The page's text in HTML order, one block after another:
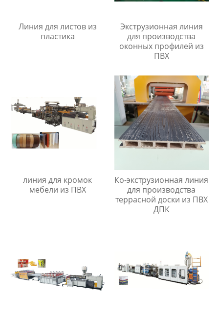
Линия для листов из
пластика
Экструзионная линия
для производства
оконных профилей из
ПВХ
линия для кромок
мебели из ПВХ
Ко-экструзионная линия
для производства
террасной доски из ПВХ
ДПК